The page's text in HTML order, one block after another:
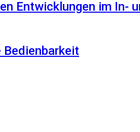
Entwicklungen im In-